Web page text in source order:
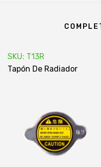
SKU: T13R
Tapón De Radiador